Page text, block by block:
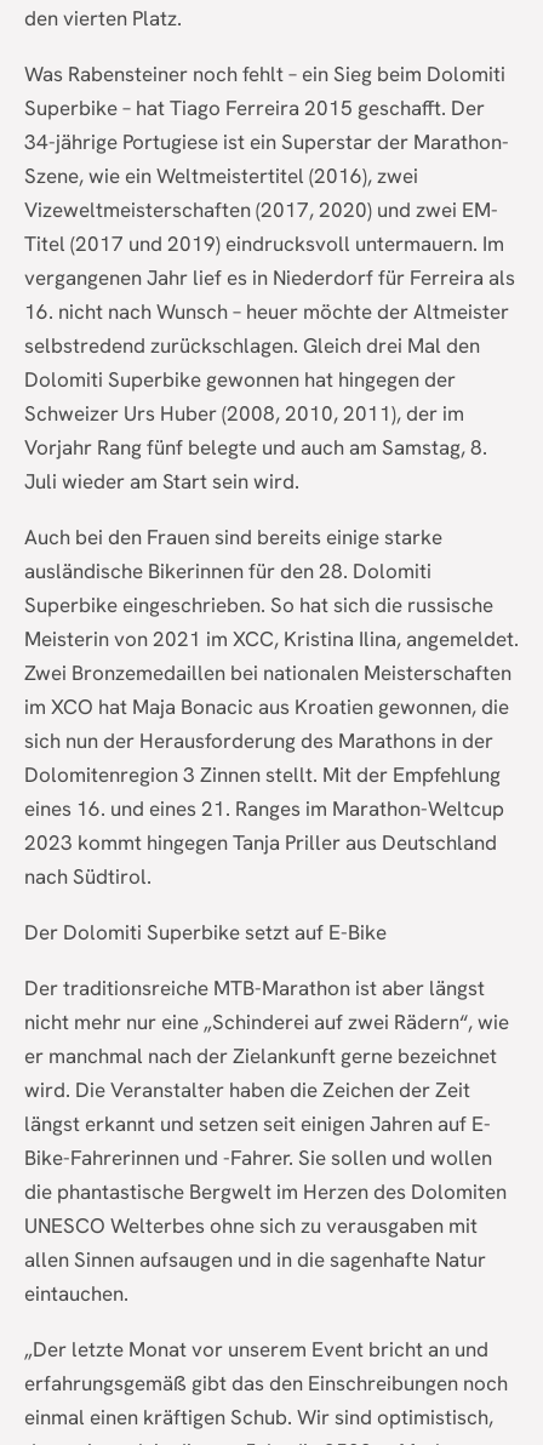
den vierten Platz.
Was Rabensteiner noch fehlt – ein Sieg beim Dolomiti
Superbike – hat Tiago Ferreira 2015 geschafft. Der
34-jährige Portugiese ist ein Superstar der Marathon-
Szene, wie ein Weltmeistertitel (2016), zwei
Vizeweltmeisterschaften (2017, 2020) und zwei EM-
Titel (2017 und 2019) eindrucksvoll untermauern. Im
vergangenen Jahr lief es in Niederdorf für Ferreira als
16. nicht nach Wunsch – heuer möchte der Altmeister
selbstredend zurückschlagen. Gleich drei Mal den
Dolomiti Superbike gewonnen hat hingegen der
Schweizer Urs Huber (2008, 2010, 2011), der im
Vorjahr Rang fünf belegte und auch am Samstag, 8.
Juli wieder am Start sein wird.
Auch bei den Frauen sind bereits einige starke
ausländische Bikerinnen für den 28. Dolomiti
Superbike eingeschrieben. So hat sich die russische
Meisterin von 2021 im XCC, Kristina Ilina, angemeldet.
Zwei Bronzemedaillen bei nationalen Meisterschaften
im XCO hat Maja Bonacic aus Kroatien gewonnen, die
sich nun der Herausforderung des Marathons in der
Dolomitenregion 3 Zinnen stellt. Mit der Empfehlung
eines 16. und eines 21. Ranges im Marathon-Weltcup
2023 kommt hingegen Tanja Priller aus Deutschland
nach Südtirol.
Der Dolomiti Superbike setzt auf E-Bike
Der traditionsreiche MTB-Marathon ist aber längst
nicht mehr nur eine „Schinderei auf zwei Rädern“, wie
er manchmal nach der Zielankunft gerne bezeichnet
wird. Die Veranstalter haben die Zeichen der Zeit
längst erkannt und setzen seit einigen Jahren auf E-
Bike-Fahrerinnen und -Fahrer. Sie sollen und wollen
die phantastische Bergwelt im Herzen des Dolomiten
UNESCO Welterbes ohne sich zu verausgaben mit
allen Sinnen aufsaugen und in die sagenhafte Natur
eintauchen.
„Der letzte Monat vor unserem Event bricht an und
erfahrungsgemäß gibt das den Einschreibungen noch
einmal einen kräftigen Schub. Wir sind optimistisch,